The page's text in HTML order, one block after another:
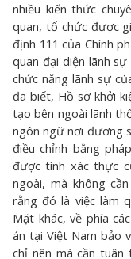
nhiều kiến thức
quan, tổ chức được
định 111 của Chính
quan đại diện lãnh
chức năng lãnh sự
đã biết, Hồ sơ khởi
tạo bên ngoài lãnh
ngôn ngữ nơi đương
điều chỉnh bằng
được tính xác thực
ngoài, mà không
rằng đó là việc làm
Mặt khác, về phía
án tại Việt Nam bảo
chỉ nên mà cần